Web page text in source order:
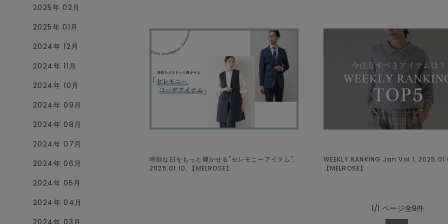
2025年 02月
2025年 01月
2024年 12月
2024年 11月
2024年 10月
2024年 09月
2024年 08月
2024年 07月
2024年 06月
2024年 05月
2024年 04月
2024年 03月
特別な日をもっと輝かせる"セレモニーアイテム",
2025.01.10, 【 MELROSE】
WEEKLY RANKING.Jan.Vol.1,
【 MELROSE】
1/1 ページ全8件